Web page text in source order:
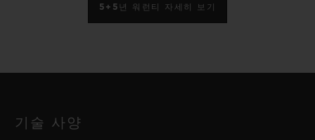
5+5년 워런티 자세히 보기
기술 사양